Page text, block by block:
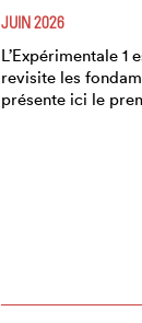
JUIN 2026
L’Expérimentale
revisite les
présente ici le